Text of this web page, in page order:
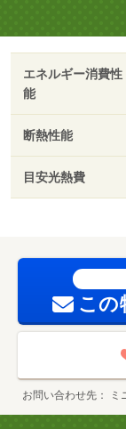
エネルギー消費性
能
断熱性能
目安光熱費
この
お問い合わせ先 ミ